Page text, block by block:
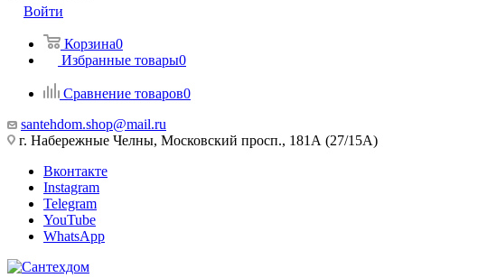
Войти
Корзина0
Избранные товары0
Сравнение товаров0
santehdom.shop@mail.ru
г. Набережные Челны, Московский просп., 181А (27/15А)
Вконтакте
Instagram
Telegram
YouTube
WhatsApp